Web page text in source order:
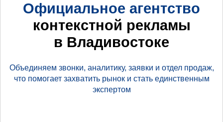
Официальное агентство
контекстной рекламы
в Владивостоке
Объединяем звонки, аналитику, заявки и отдел продаж,
что помогает захватить рынок и стать единственным
экспертом